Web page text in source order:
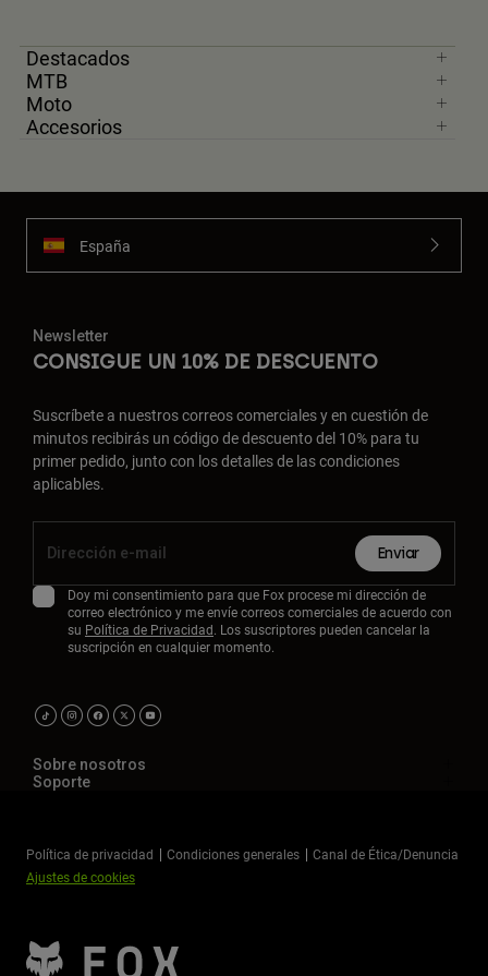
Destacados
MTB
Moto
Accesorios
España
Newsletter
CONSIGUE UN 10% DE DESCUENTO
Suscríbete a nuestros correos comerciales y en cuestión de
minutos recibirás un código de descuento del 10% para tu
primer pedido, junto con los detalles de las condiciones
aplicables.
Enviar
Doy mi consentimiento para que Fox procese mi dirección de
correo electrónico y me envíe correos comerciales de acuerdo con
su Política de Privacidad. Los suscriptores pueden cancelar la
suscripción en cualquier momento.
Sobre nosotros
Soporte
Política de privacidad Condiciones generales
Canal de Ética/Denuncia
Ajustes de cookies